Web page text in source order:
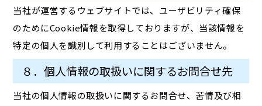
当社が運営するウェブサイトでは、ユーザビリティ確保
のためにCookie情報を取得しておりますが、当該情報を
特定の個人を識別して利用することはございません。
８．個人情報の取扱いに関するお問合せ先
当社の個人情報の取扱いに関するお問合せ、苦情及び相